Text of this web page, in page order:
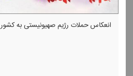
انعكاس حملات رژیم صهیونیستی به كشور